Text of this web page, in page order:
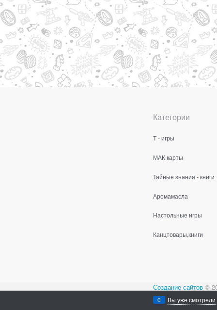
Категории
Т - игры
МАК карты
Тайные знания - книги
Аромамасла
Настольные игры
Канцтовары,книги
Создание сайтов ©
Содержимое сайта
Все права
0 Вы уже смотрели